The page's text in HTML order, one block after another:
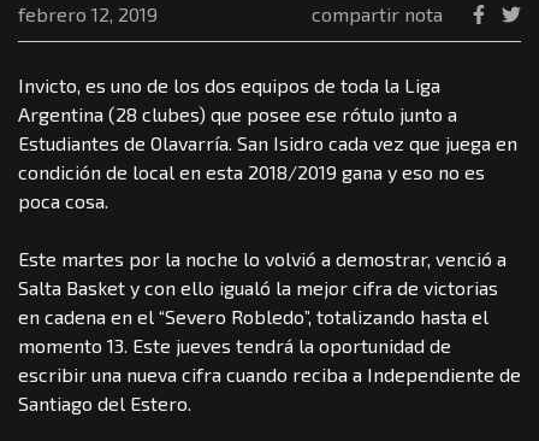
febrero 12, 2019 compartir nota
Invicto, es uno de los dos equipos de toda la Liga
Argentina (28 clubes) que posee ese rótulo junto a
Estudiantes de Olavarría. San Isidro cada vez que juega en
condición de local en esta 2018/2019 gana y eso no es
poca cosa.
Este martes por la noche lo volvió a demostrar, venció a
Salta Basket y con ello igualó la mejor cifra de victorias
en cadena en el “Severo Robledo”, totalizando hasta el
momento 13. Este jueves tendrá la oportunidad de
escribir una nueva cifra cuando reciba a Independiente de
Santiago del Estero.